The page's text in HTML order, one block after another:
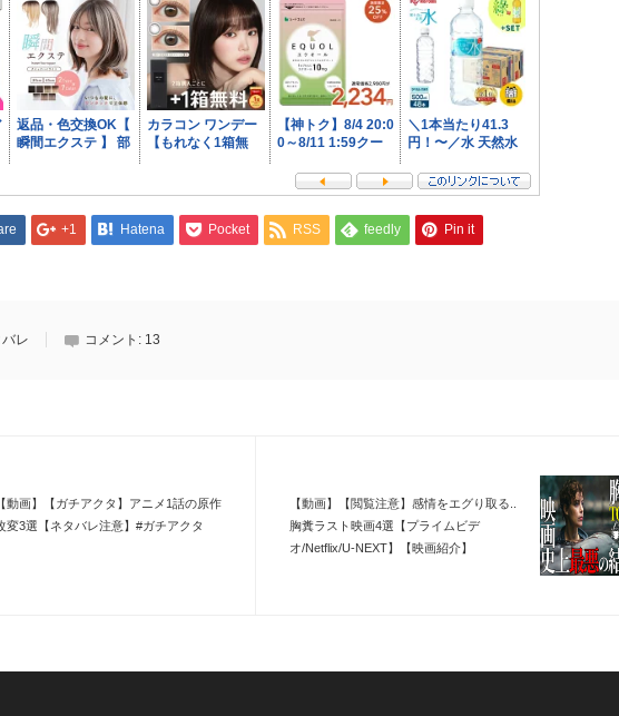
+1 Hatena Pocket RSS feedly Pin it
レ コメント: 13
【動画】【ガチアクタ】アニメ1話の原作
変3選【ネタバレ注意】#ガチアクタ
【動画】【閲覧注意】感情をエグり取る..
胸糞ラスト映画4選【プライムビデ
オ/Netflix/U-NEXT】【映画紹介】